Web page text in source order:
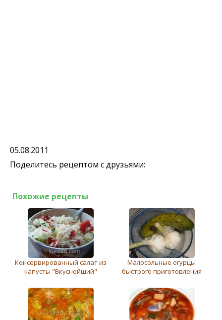
05.08.2011
Поделитесь рецептом с друзьями:
Похожие рецепты
Консервированный салат из
капусты "Вкуснейший"
Малосольные огурцы
быстрого приготовления